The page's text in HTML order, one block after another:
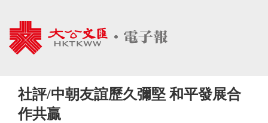
社評/中朝友誼歷久彌堅 和平發展合
作共贏